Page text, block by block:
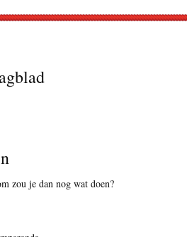
zou je dan nog wat doen?